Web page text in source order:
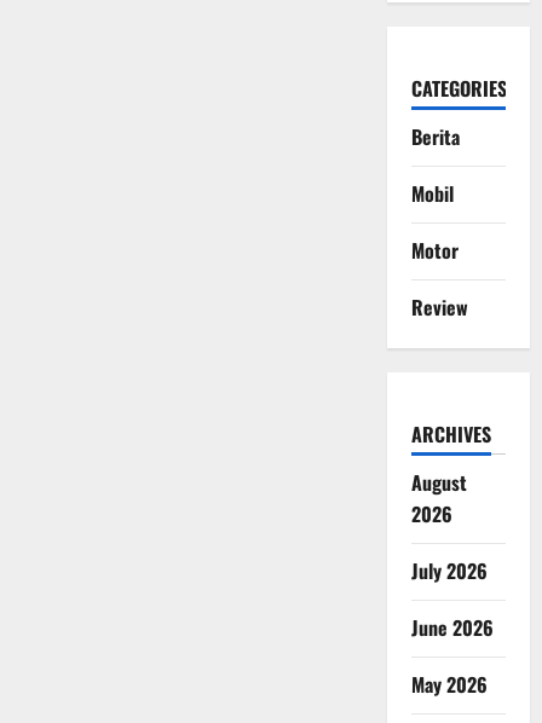
CATEGORIES
Berita
Mobil
Motor
Review
ARCHIVES
August
2026
July 2026
June 2026
May 2026